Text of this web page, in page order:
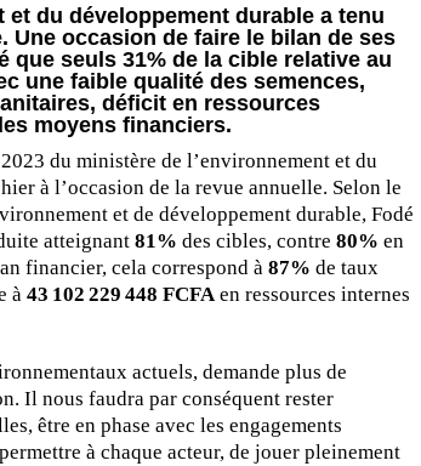
et du développement durable a tenu
Une occasion de faire le bilan de ses
que seuls 31% de la cible relative au
une faible qualité des semences,
déficit en ressources
moyens financiers.
du ministère de l’environnement et du
à l’occasion de la revue annuelle. Selon le
et de développement durable, Fodé
atteignant 81% des cibles, contre 80% en
financier, cela correspond à 87% de taux
à43 102 229 448 FCFAen ressources internes
actuels, demande plus de
Il nous faudra par conséquent rester
être en phase avec les engagements
à chaque acteur, de jouer pleinement